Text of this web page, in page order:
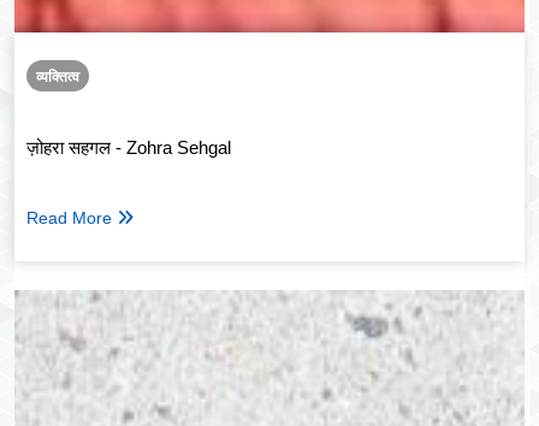
व्यक्तित्व
ज़ोहरा सहगल - Zohra Sehgal
Read More